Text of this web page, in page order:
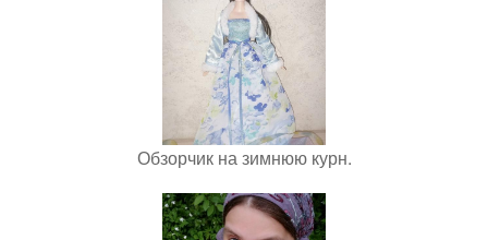
Обзорчик на зимнюю курн.